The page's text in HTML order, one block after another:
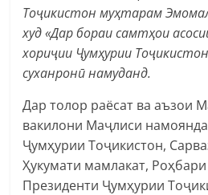
Тоҷикистон муҳтарам
худ «Дар бораи самтҳои
хориҷии Ҷумҳурии
суханронӣ намуданд.
Дар толор раёсат ва аъзои
вакилони Маҷлиси
Ҷумҳурии Тоҷикистон,
Ҳукумати мамлакат,
Президенти Ҷумҳурии